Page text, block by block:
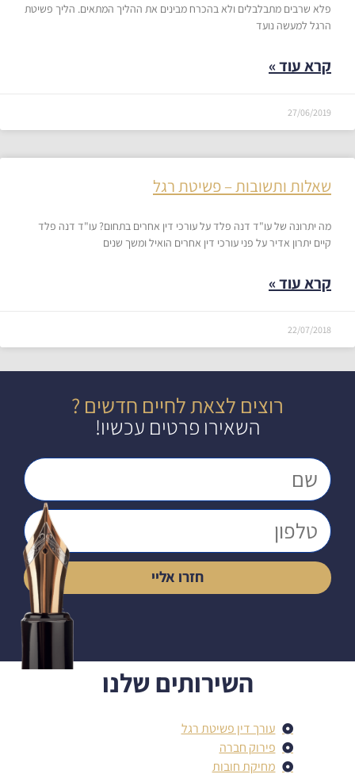
פלא שרבים מתבלבלים ולא בהכרח מבינים את ההליך המתאים. הליך פשיטת
הרגל למעשה נועד
קרא עוד »
27/06/2019
שאלות ותשובות – פשיטת רגל
​מה יתרונה של עו"ד דנה פלד על עורכי דין אחרים בתחום? עו"ד דנה פלד
קיים יתרון אדיר על פני עורכי דין אחרים הואיל ומשך שנים
קרא עוד »
22/07/2018
רוצים לצאת לחיים חדשים ?
השאירו פרטים עכשיו!
חזרו אליי
השירותים שלנו
עורך דין פשיטת רגל
פירוק חברה
מחיקת חובות